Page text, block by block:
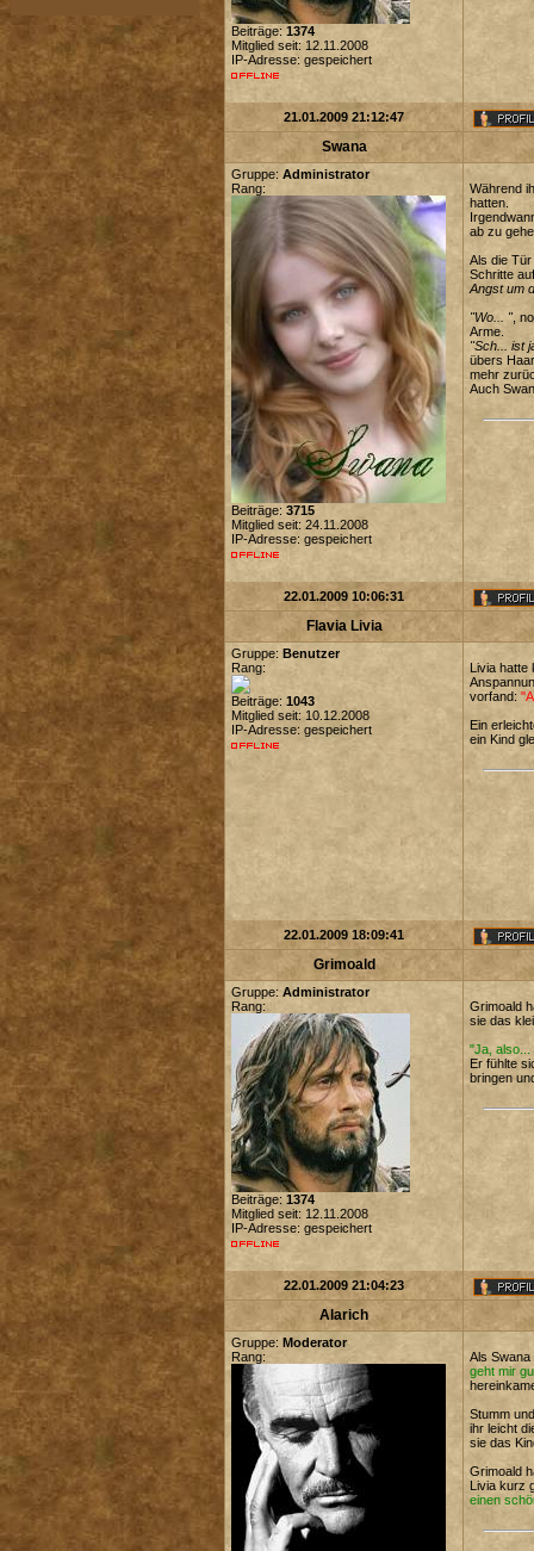
Beiträge: 1374
Mitglied seit: 12.11.2008
IP-Adresse: gespeichert
21.01.2009 21:12:47
Swana
Gruppe: Administrator
Rang:
Beiträge: 3715
Mitglied seit: 24.11.2008
IP-Adresse: gespeichert
Während
hatten.
ab zu
Als die
Schritte
Angst um
"Wo... ",
Arme.
"Sch... ist
übers
mehr
Auch
22.01.2009 10:06:31
Flavia Livia
Gruppe: Benutzer
Rang:
Beiträge: 1043
Mitglied seit: 10.12.2008
IP-Adresse: gespeichert
Livia hatte
vorfand:
Ein
ein Kind
22.01.2009 18:09:41
Grimoald
Gruppe: Administrator
Rang:
Beiträge: 1374
Mitglied seit: 12.11.2008
IP-Adresse: gespeichert
Grimoald
sie das
"Ja, also...
Er fühlte
bringen
22.01.2009 21:04:23
Alarich
Gruppe: Moderator
Rang:
Als
geht mir
Stumm
ihr leicht
sie das
Grimoald
Livia kurz
einen